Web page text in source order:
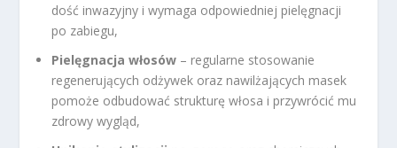
dość inwazyjny i wymaga odpowiedniej pielęgnacji
po zabiegu,
Pielęgnacja włosów – regularne stosowanie
regenerujących odżywek oraz nawilżających masek
pomoże odbudować strukturę włosa i przywrócić mu
zdrowy wygląd,